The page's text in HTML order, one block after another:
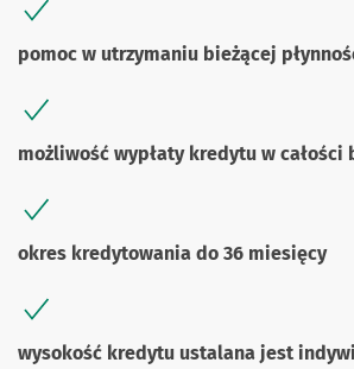
pomoc w utrzymaniu bieżącej
możliwość wypłaty kredytu w całości
okres kredytowania do 36 miesięcy
wysokość kredytu ustalana jest